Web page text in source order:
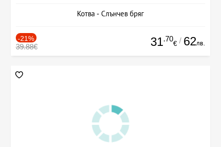
Котва - Слънчев бряг
-21%
39.88€ 31.70
€ / 62лв.